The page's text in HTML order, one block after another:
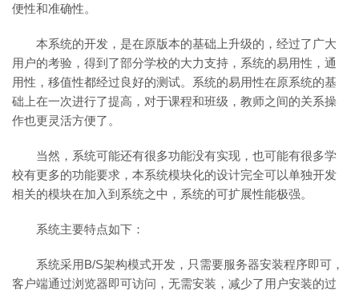
便性和准确性。
本系统的开发，是在原版本的基础上升级的，经过了广大
用户的考验，得到了部分学校的大力支持，系统的易用性，通
用性，移值性都经过良好的测试。系统的易用性在原系统的基
础上在一次进行了提高，对于课程和班级，教师之间的关系操
作也更灵活方便了。
当然，系统可能还有很多功能没有实现，也可能有很多学
校有更多的功能要求，本系统模块化的设计完全可以单独开发
相关的模块在加入到系统之中，系统的可扩展性能极强。
系统主要特点如下：
系统采用B/S架构模式开发，只需要服务器安装程序即可，
客户端通过浏览器即可访问，无需安装，减少了用户安装的过